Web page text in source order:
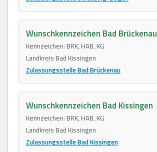
Wunschkennzeichen Bad Brückenau
Kennzeichen: BRK, HAB, KG
Landkreis Bad Kissingen
Zulassungsstelle Bad Brückenau
Wunschkennzeichen Bad Kissingen
Kennzeichen: BRK, HAB, KG
Landkreis Bad Kissingen
Zulassungsstelle Bad Kissingen